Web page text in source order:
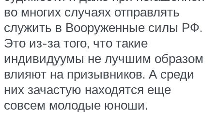
во многих случаях отправлять
служить в Вооруженные силы РФ.
Это из-за того, что такие
индивидуумы не лучшим образом
влияют на призывников. А среди
них зачастую находятся еще
совсем молодые юноши.